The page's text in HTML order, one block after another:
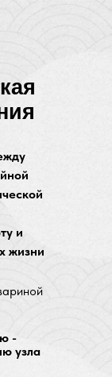
и
жизни
-
узла